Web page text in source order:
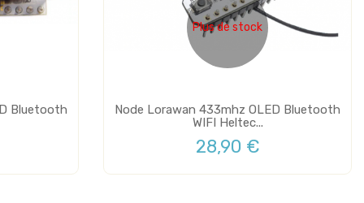
Bluetooth
Plus de stock
Node Lorawan 433mhz OLED Bluetooth
WIFI Heltec...
28,90 €